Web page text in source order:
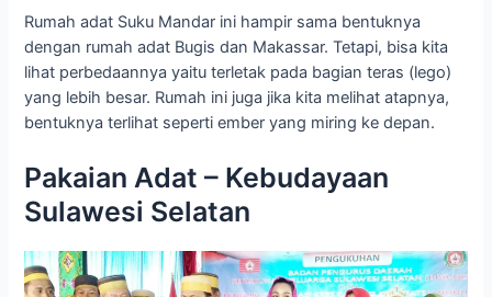
Rumah adat Suku Mandar ini hampir sama bentuknya
dengan rumah adat Bugis dan Makassar. Tetapi, bisa kita
lihat perbedaannya yaitu terletak pada bagian teras (lego)
yang lebih besar. Rumah ini juga jika kita melihat atapnya,
bentuknya terlihat seperti ember yang miring ke depan.
Pakaian Adat – Kebudayaan
Sulawesi Selatan